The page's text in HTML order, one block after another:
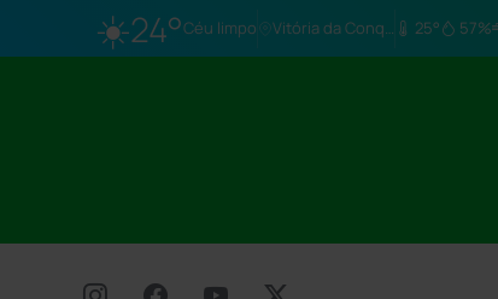
☀️24°Céu limpo Vitória da Conq… 25° 57%